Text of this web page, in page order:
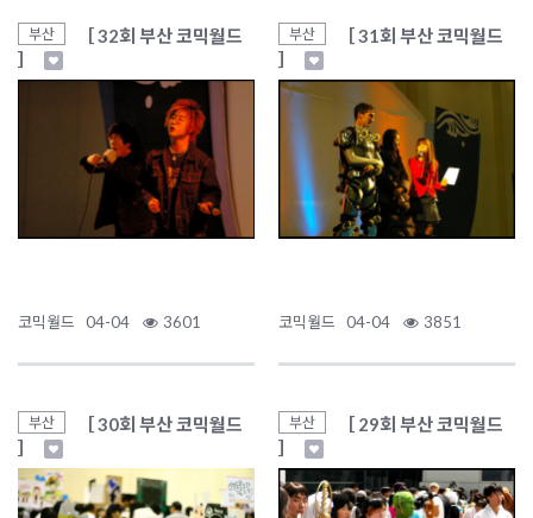
부산
［ 32회 부산 코믹월드
］
코믹월드 04-04 3601
부산
［ 31회 부산 코믹월드
］
코믹월드 04-04 3851
부산
［ 30회 부산 코믹월드
］
부산
［ 29회 부산 코믹월드
］